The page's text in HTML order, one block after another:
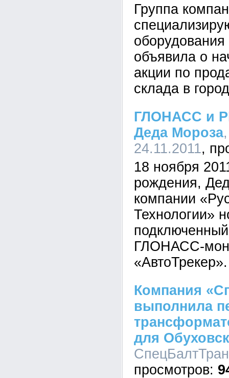
Группа
объявила о
акции по
склада в
ГЛОНАСС и
Деда Мороза
24.11.2011
18 ноября
рождения,
компании
Технологии»
ГЛОНАСС-
«АвтоТрекер».
Компания
выполнила
для